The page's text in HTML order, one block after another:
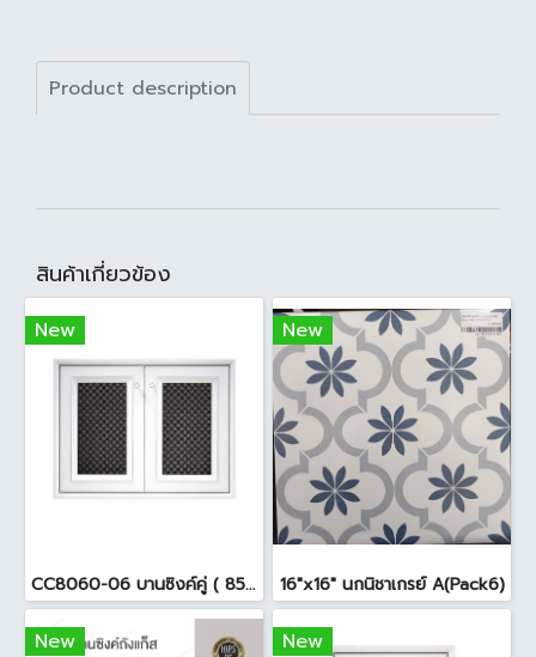
Product description
สินค้าเกี่ยวข้อง
New
CC8060-06 บานซิงค์คู่ ( 85.5x65.5x10cm. ) สีขาว
New
16"x16" นกนิชาเกรย์ A(Pack6)
New New